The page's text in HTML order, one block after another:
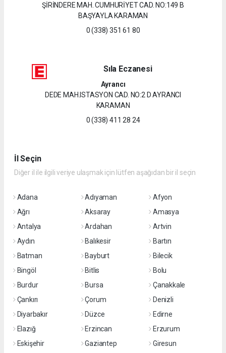
ŞİRİNDERE MAH. CUMHURİYET CAD. NO:149 B
BAŞYAYLA KARAMAN
0 (338) 351 61 80
Sıla Eczanesi
Ayrancı
DEDE MAH.ISTASYON CAD. NO:2 D AYRANCI
KARAMAN
0 (338) 411 28 24
İl Seçin
Diğer il ile ilgili veriye ulaşmak için lütfen aşağıdan bir il seçin
Adana Adıyaman
Afyon
Ağrı
Aksaray
Amasya
Antalya
Ardahan
Artvin
Aydın
Balıkesir
Bartın
Batman
Bayburt
Bilecik
Bingöl
Bitlis
Bolu
Burdur
Bursa
Çanakkale
Çankırı
Çorum
Denizli
Diyarbakır
Düzce
Edirne
Elazığ
Erzincan
Erzurum
Eskişehir
Gaziantep
Giresun